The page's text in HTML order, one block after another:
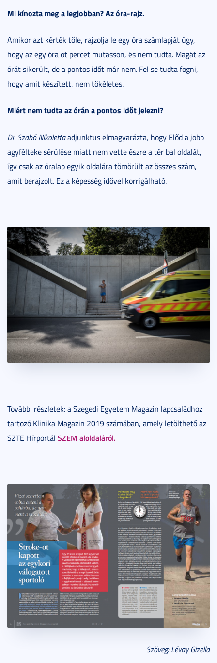
Mi kínozta meg a legjobban? Az óra-rajz.
Amikor azt kérték tőle, rajzolja le egy óra számlapját úgy,
hogy az egy óra öt percet mutasson, és nem tudta. Magát az
órát sikerült, de a pontos időt már nem. Fel se tudta fogni,
hogy amit készített, nem tökéletes.
Miért nem tudta az órán a pontos időt jelezni?
Dr. Szabó Nikolettaadjunktus elmagyarázta, hogy Előd a jobb
agyfélteke sérülése miatt nem vette észre a tér bal oldalát,
így csak az óralap egyik oldalára tömörült az összes szám,
amit berajzolt. Ez a képesség idővel korrigálható.
További részletek: a Szegedi Egyetem Magazin lapcsaládhoz
tartozó Klinika Magazin 2019 számában, amely letölthető az
SZTE Hírportál SZEM aloldaláról.
Szöveg: Lévay Gizella